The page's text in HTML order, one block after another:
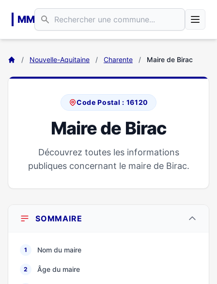
MM
/ Nouvelle-Aquitaine / Charente / Maire de Birac
Code Postal : 16120
Maire de Birac
Découvrez toutes les informations
publiques concernant le maire de Birac.
SOMMAIRE
1 Nom du maire
2 Âge du maire